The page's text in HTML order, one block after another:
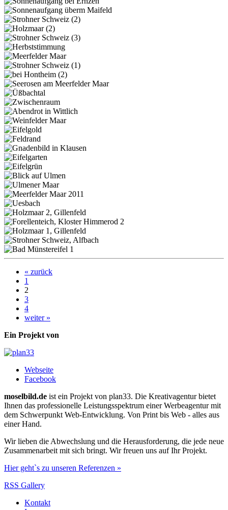
« zurück
1
2
3
4
weiter »
Ein Projekt von
Webseite
Facebook
moselbild.de ist ein Projekt von plan33. Die Kreativagentur bietet
Ihnen das professionelle Leistungsspektrum einer Werbeagentur mit
dem Schwerpunkt Web-Entwicklung. Von Print bis Web - alles aus
einer Hand.
Wir lieben die Abwechslung und die Herausforderung, die jede neue
Zusammenarbeit mit sich bringt. Wir freuen uns auf Ihr Projekt.
Hier geht`s zu unseren Referenzen »
RSS Gallery
Kontakt